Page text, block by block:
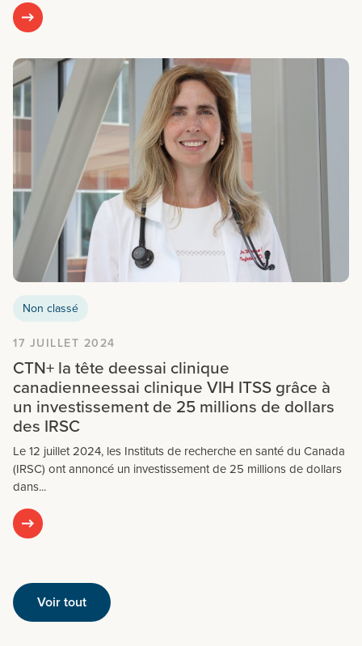
Non classé
17 JUILLET 2024
CTN+ la tête deessai clinique
canadienneessai clinique VIH ITSS grâce à
un investissement de 25 millions de dollars
des IRSC
Le 12 juillet 2024, les Instituts de recherche en santé du Canada
(IRSC) ont annoncé un investissement de 25 millions de dollars
dans...
Voir tout